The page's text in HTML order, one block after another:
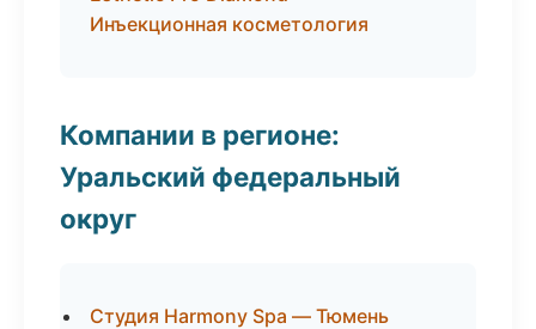
Инъекционная косметология
Компании в регионе:
Уральский федеральный
округ
Студия Harmony Spa — Тюмень